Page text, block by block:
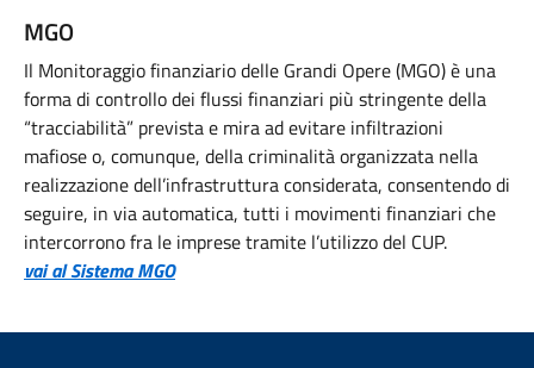
MGO
Il Monitoraggio finanziario delle Grandi Opere (MGO) è una
forma di controllo dei flussi finanziari più stringente della
“tracciabilità” prevista e mira ad evitare infiltrazioni
mafiose o, comunque, della criminalità organizzata nella
realizzazione dell’infrastruttura considerata, consentendo di
seguire, in via automatica, tutti i movimenti finanziari che
intercorrono fra le imprese tramite l’utilizzo del CUP.
vai al Sistema MGO